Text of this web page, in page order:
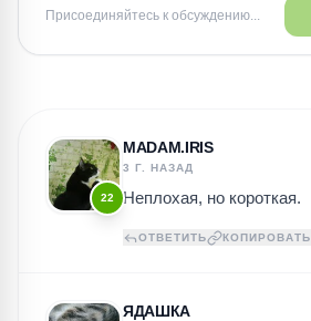
Присоединяйтесь к обсуждению...
22
MADAM.IRIS
3 Г. НАЗАД
Неплохая, но короткая.
ОТВЕТИТЬ КОПИРОВАТЬ
ЯДАШКА